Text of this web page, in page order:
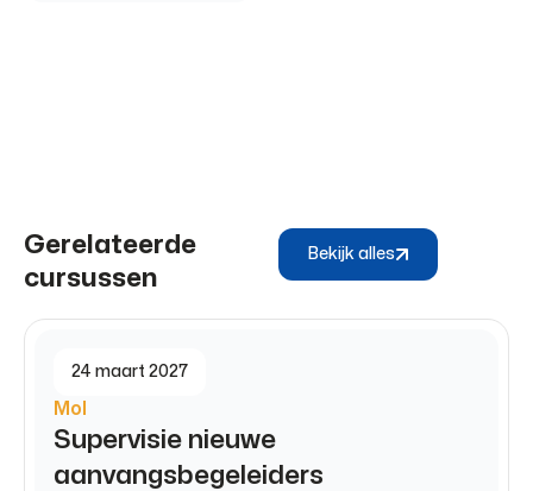
Gerelateerde
cursussen
Bekijk alles
24 maart 2027
Mol
Supervisie nieuwe
aanvangsbegeleiders